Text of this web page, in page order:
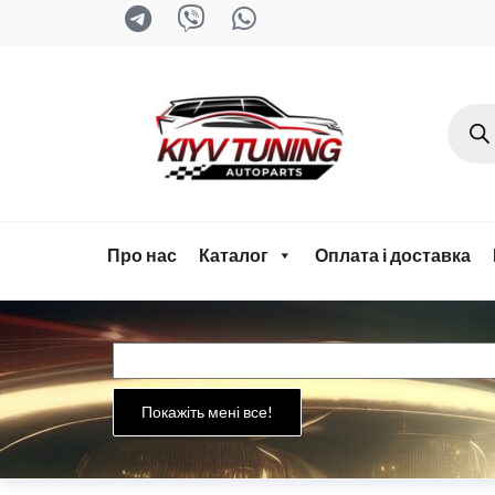
tuning.com
Про нас Каталог Оплата і доставка
Покажіть мені все!